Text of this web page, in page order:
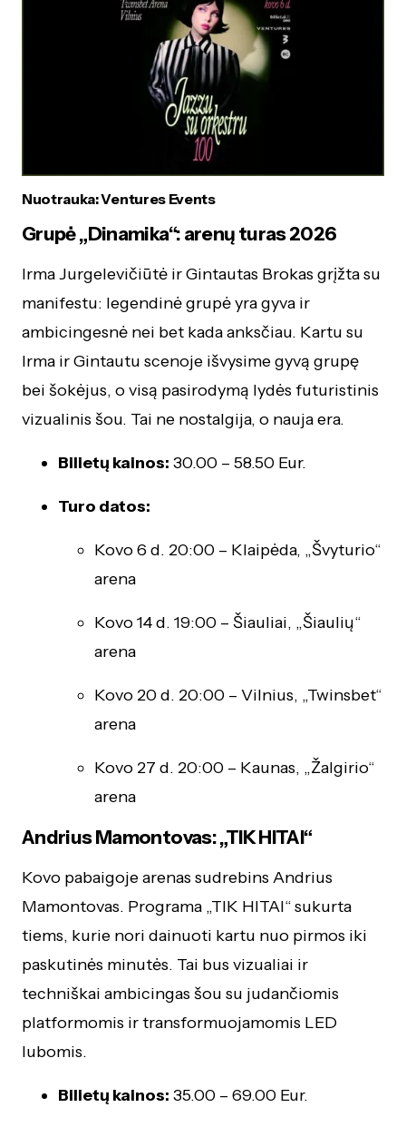
Nuotrauka: Ventures Events
Grupė „Dinamika“: arenų turas 2026
Irma Jurgelevičiūtė ir Gintautas Brokas grįžta su
manifestu: legendinė grupė yra gyva ir
ambicingesnė nei bet kada anksčiau. Kartu su
Irma ir Gintautu scenoje išvysime gyvą grupę
bei šokėjus, o visą pasirodymą lydės futuristinis
vizualinis šou. Tai ne nostalgija, o nauja era.
Bilietų kainos: 30.00 – 58.50 Eur.
Turo datos:
Kovo 6 d. 20:00 – Klaipėda, „Švyturio“
arena
Kovo 14 d. 19:00 – Šiauliai, „Šiaulių“
arena
Kovo 20 d. 20:00 – Vilnius, „Twinsbet“
arena
Kovo 27 d. 20:00 – Kaunas, „Žalgirio“
arena
Andrius Mamontovas: „TIK HITAI“
Kovo pabaigoje arenas sudrebins Andrius
Mamontovas. Programa „TIK HITAI“ sukurta
tiems, kurie nori dainuoti kartu nuo pirmos iki
paskutinės minutės. Tai bus vizualiai ir
techniškai ambicingas šou su judančiomis
platformomis ir transformuojamomis LED
lubomis.
Bilietų kainos: 35.00 – 69.00 Eur.